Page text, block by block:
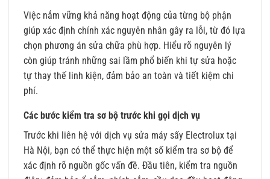
Việc nắm vững khả năng hoạt động của từng bộ phận
giúp xác định chính xác nguyên nhân gây ra lỗi, từ đó lựa
chọn phương án sửa chữa phù hợp. Hiểu rõ nguyên lý
còn giúp tránh những sai lầm phổ biến khi tự sửa hoặc
tự thay thế linh kiện, đảm bảo an toàn và tiết kiệm chi
phí.
Các bước kiểm tra sơ bộ trước khi gọi dịch vụ
Trước khi liên hệ với dịch vụ sửa máy sấy Electrolux tại
Hà Nội, bạn có thể thực hiện một số kiểm tra sơ bộ để
xác định rõ nguồn gốc vấn đề. Đầu tiên, kiểm tra nguồn